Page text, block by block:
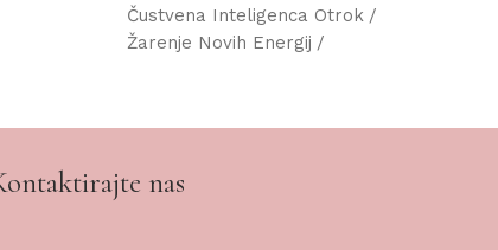
Čustvena Inteligenca Otrok
Žarenje Novih Energij
nas